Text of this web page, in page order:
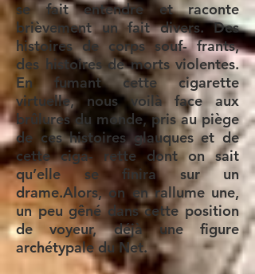
se fait entendre et raconte
brièvement un fait divers. Des
histoires de corps souf- frants,
des histoires de morts violentes.
En fumant cette cigarette
virtuelle, nous voilà face aux
brûlures du monde, pris au piège
de ces histoires glauques et de
cette ciga- rette dont on sait
qu’elle se finira sur un
drame.Alors, on en rallume une,
un peu gêné dans cette position
de voyeur, déjà une figure
archétypale du Net.